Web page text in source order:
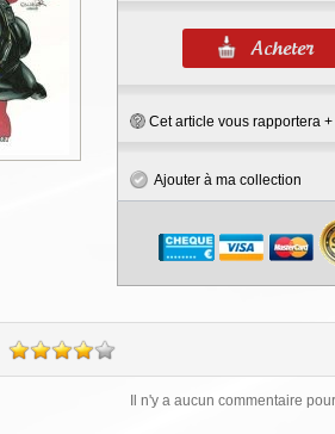
Cet article vous rapportera +
Ajouter à ma collection
Il n'y a aucun commentaire